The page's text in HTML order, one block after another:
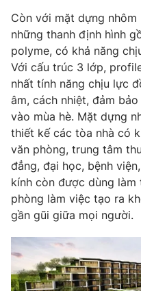
Email:toasoan@vtv.vn
Liên hệ quảng cáo:024-
thuận bằng văn bản. Ghi rõ
thông tin từ website này.
Còn với mặt dựng
những thanh định hình
polyme, có khả năng
Với cấu trúc 3 lớp,
nhất tính năng chịu lực
âm, cách nhiệt, đảm
vào mùa hè. Mặt dựng
thiết kế các tòa nhà có
văn phòng, trung tâm
đẳng, đại học, bệnh
kính còn được dùng
phòng làm việc tạo ra
gần gũi giữa mọi người.